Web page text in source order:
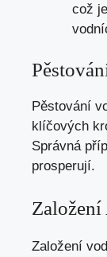
což
Pěstování
klíčových
Správná
prosperují.
Založení
Založení